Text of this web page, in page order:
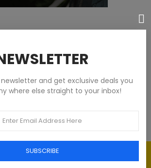
Hilfiger Chemises - Homme -
€
: l'art du
and get exclusive deals you
where else straight to your inbox!
SUBSCRIBE